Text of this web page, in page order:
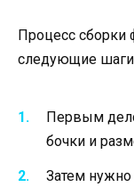
Процесс сборки
следующие
Первым
бочки и
Затем